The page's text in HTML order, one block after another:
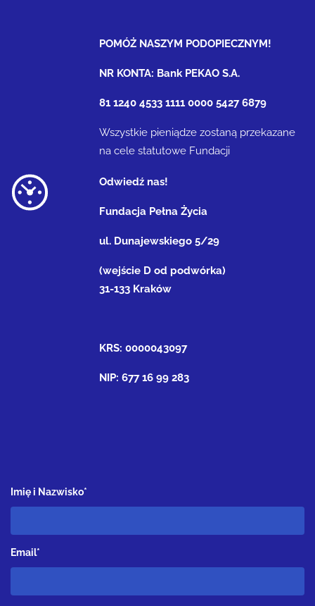
POMÓŻ NASZYM PODOPIECZNYM!
NR KONTA: Bank PEKAO S.A.
81 1240 4533 1111 0000 5427 6879
Wszystkie pieniądze zostaną przekazane
na cele statutowe Fundacji
Odwiedź nas!
Fundacja Pełna Życia
ul. Dunajewskiego 5/29
(wejście D od podwórka)
31-133 Kraków
KRS: 0000043097
NIP: 677 16 99 283
Imię i Nazwisko*
Email*